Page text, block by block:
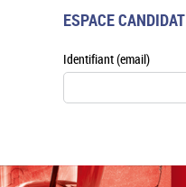
ESPACE CANDIDAT
Identifiant (email)